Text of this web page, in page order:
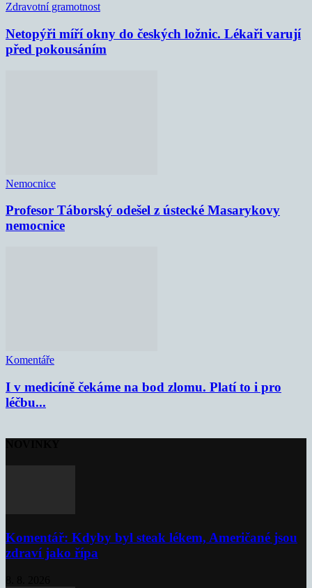
Zdravotní gramotnost
Netopýři míří okny do českých ložnic. Lékaři varují
před pokousáním
Nemocnice
Profesor Táborský odešel z ústecké Masarykovy
nemocnice
Komentáře
I v medicíně čekáme na bod zlomu. Platí to i pro
léčbu...
Komentář: Kdyby byl steak lékem, Američané jsou
zdraví jako řípa